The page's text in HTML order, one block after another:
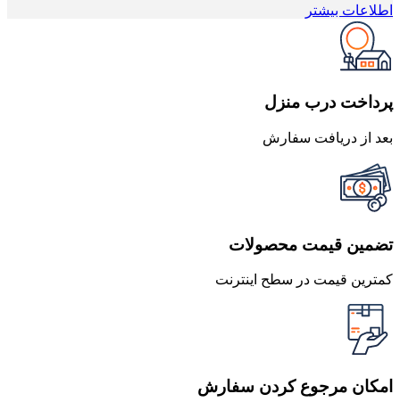
اطلاعات بیشتر
پرداخت درب منزل
بعد از دریافت سفارش
تضمین قیمت محصولات
کمترین قیمت در سطح اینترنت
امکان مرجوع کردن سفارش